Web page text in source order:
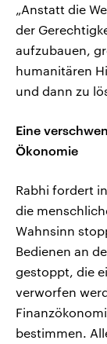
„Anstatt die
der
aufzubauen,
humanitären
und dann zu
Eine
Ökonomie
Rabhi fordert
die
Wahnsinn
Bedienen an
gestoppt, die
verworfen
bestimmen.